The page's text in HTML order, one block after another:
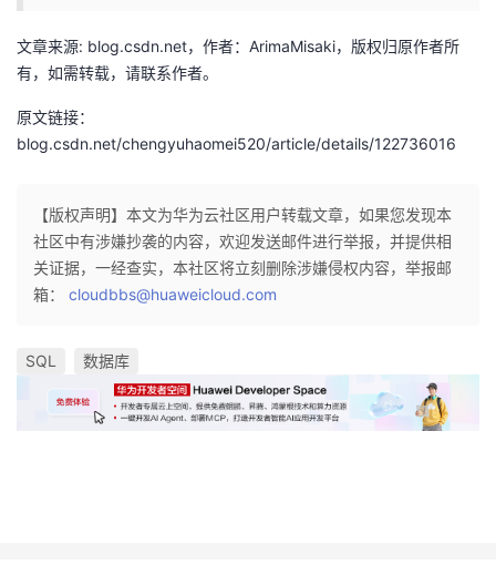
文章来源: blog.csdn.net，作者：ArimaMisaki，版权归原作者所
有，如需转载，请联系作者。
原文链接：
blog.csdn.net/chengyuhaomei520/article/details/122736016
【版权声明】本文为华为云社区用户转载文章，如果您发现本
社区中有涉嫌抄袭的内容，欢迎发送邮件进行举报，并提供相
关证据，一经查实，本社区将立刻删除涉嫌侵权内容，举报邮
箱： cloudbbs@huaweicloud.com
SQL 数据库